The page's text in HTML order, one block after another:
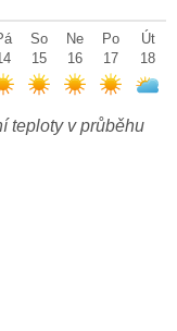
So
15
Ne
16
Po
17
Út
18
teploty v průběhu